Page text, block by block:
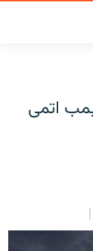
اتمی